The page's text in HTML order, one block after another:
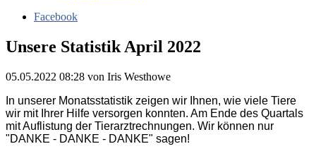
Facebook
Unsere Statistik April 2022
05.05.2022 08:28 von Iris Westhowe
In unserer Monatsstatistik zeigen wir Ihnen, wie viele Tiere
wir mit Ihrer Hilfe versorgen konnten. Am Ende des Quartals
mit Auflistung der Tierarztrechnungen. Wir können nur
"DANKE - DANKE - DANKE" sagen!